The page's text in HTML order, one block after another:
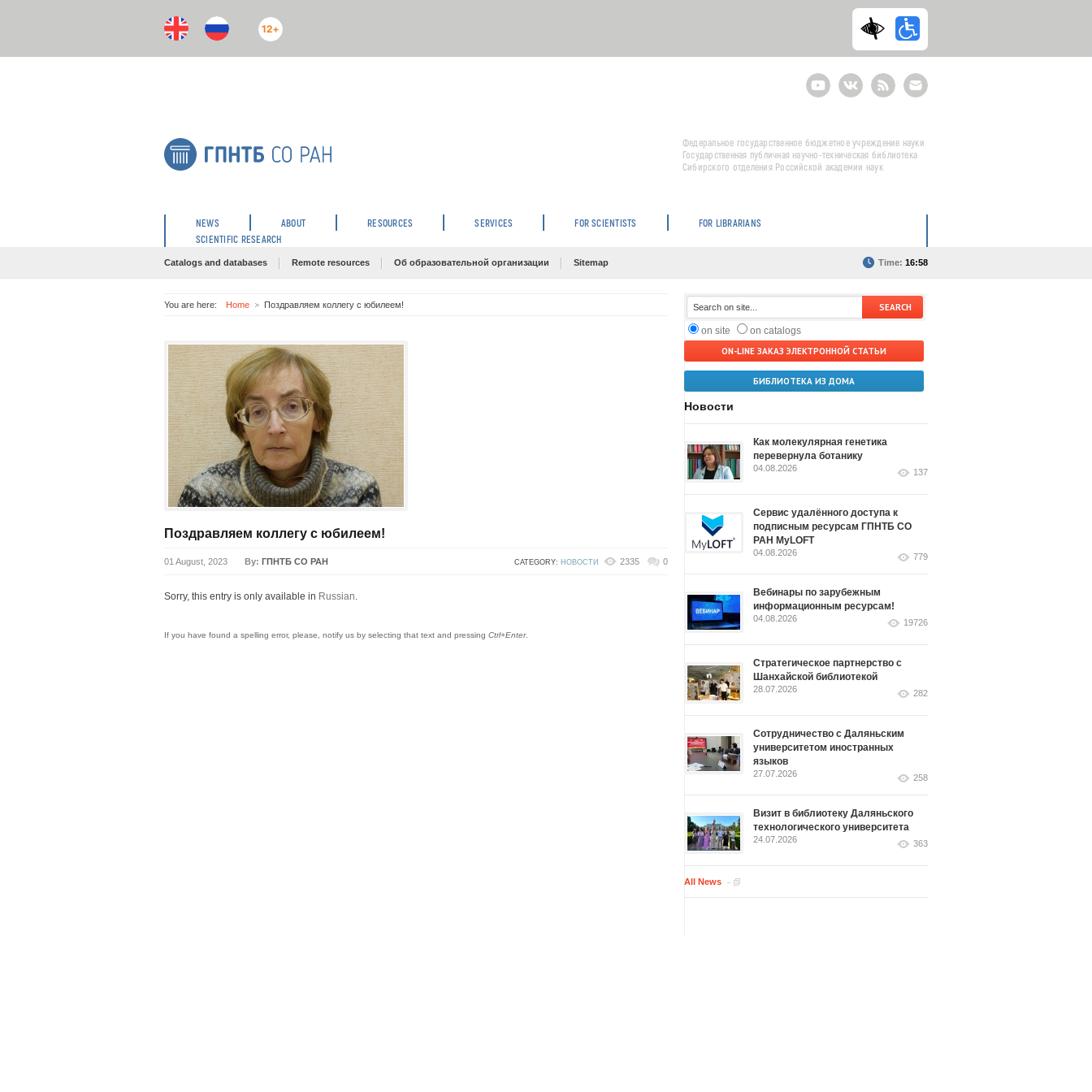
12+
YoutubeВКонтактеRSS
E-
mail
подписка
Федеральное государственное бюджетное учреждение науки
Государственная публичная научно-техническая библиотека
Сибирского отделения Российской академии наук
NEWS ABOUT RESOURCES SERVICES FOR SCIENTISTS
FOR LIBRARIANS
SCIENTIFIC RESEARCH
Catalogs and databases Remote resources Об образовательной организации Sitemap Time: 16:58
You are here: Home Поздравляем коллегу с юбилеем!
Поздравляем коллегу с юбилеем!
01 August, 2023 By: ГПНТБ СО РАН CATEGORY: НОВОСТИ 2335 0
Sorry, this entry is only available in Russian.
If you have found a spelling error, please, notify us by selecting that text and pressing Ctrl+Enter.
on site
on catalogs
ON-LINE ЗАКАЗ ЭЛЕКТРОННОЙ СТАТЬИ
БИБЛИОТЕКА ИЗ ДОМА
Новости
Как молекулярная генетика
перевернула ботанику
04.08.2026 137
Сервис удалённого доступа к
подписным ресурсам ГПНТБ СО
РАН MyLOFT
04.08.2026 779
Вебинары по зарубежным
информационным ресурсам!
04.08.2026 19726
Стратегическое партнерство с
Шанхайской библиотекой
28.07.2026 282
Сотрудничество с Даляньским
университетом иностранных
языков
27.07.2026 258
Визит в библиотеку Даляньского
технологического университета
24.07.2026 363
All News